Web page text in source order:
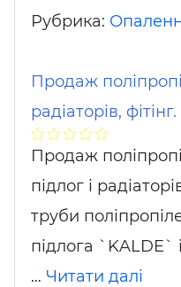
Рубрика:
Продаж
радіаторів, фітінг.
Продаж
підлог і
труби
підлога `KALDE`
… Читати далі